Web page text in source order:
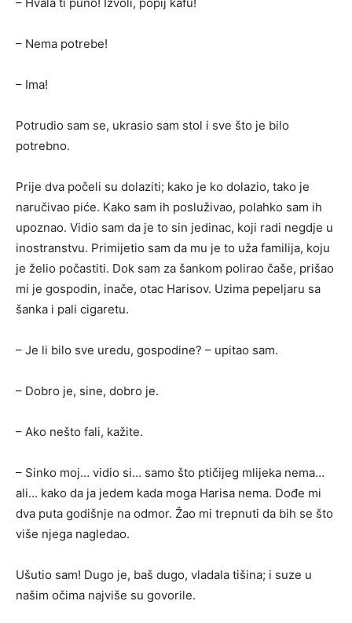
– Nema potrebe!
– Ima!
Potrudio sam se, ukrasio sam stol i sve što je bilo
potrebno.
Prije dva počeli su dolaziti; kako je ko dolazio, tako je
naručivao piće. Kako sam ih posluživao, polahko sam ih
upoznao. Vidio sam da je to sin jedinac, koji radi negdje u
inostranstvu. Primijetio sam da mu je to uža familija, koju
je želio počastiti. Dok sam za šankom polirao čaše, prišao
mi je gospodin, inače, otac Harisov. Uzima pepeljaru sa
šanka i pali cigaretu.
– Je li bilo sve uredu, gospodine? – upitao sam.
– Dobro je, sine, dobro je.
– Ako nešto fali, kažite.
– Sinko moj… vidio si… samo što ptičijeg mlijeka nema…
ali… kako da ja jedem kada moga Harisa nema. Dođe mi
dva puta godišnje na odmor. Žao mi trepnuti da bih se što
više njega nagledao.
Ušutio sam! Dugo je, baš dugo, vladala tišina; i suze u
našim očima najviše su govorile.